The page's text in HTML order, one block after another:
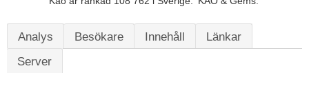
Analys Besökare Innehåll
Länkar
Server